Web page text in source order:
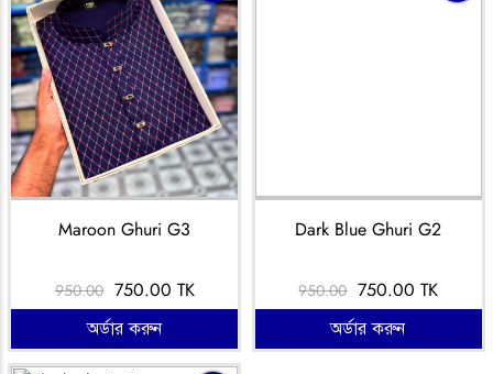
Maroon Ghuri G3
950.00 750.00 TK
অর্ডার করুন
Dark Blue Ghuri G2
950.00 750.00 TK
অর্ডার করুন